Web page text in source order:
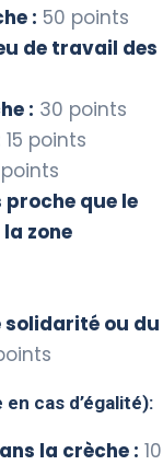
: 50 points
de travail des
: 30 points
15 points
que le
zone
solidarité ou du
cas d’égalité):
la crèche : 10